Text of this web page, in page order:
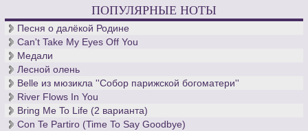
ПОПУЛЯРНЫЕ НОТЫ
Песня о далёкой Родине
Can't Take My Eyes Off You
Медали
Лесной олень
Belle из мюзикла ''Собор парижской богоматери''
River Flows In You
Bring Me To Life (2 варианта)
Con Te Partiro (Time To Say Goodbye)